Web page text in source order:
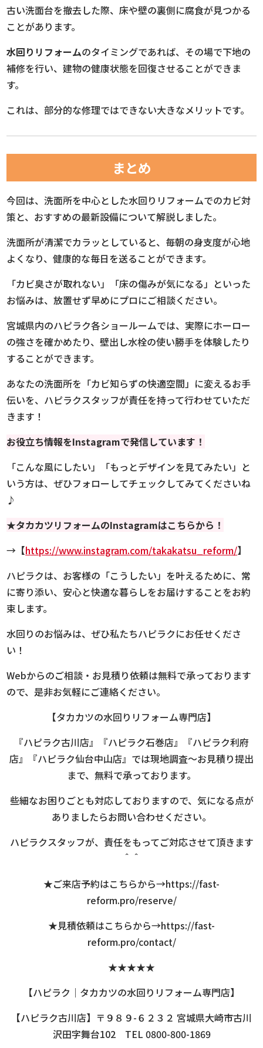
古い洗面台を撤去した際、床や壁の裏側に腐食が見つかる
ことがあります。
水回りリフォームのタイミングであれば、その場で下地の
補修を行い、建物の健康状態を回復させることができま
す。
これは、部分的な修理ではできない大きなメリットです。
まとめ
今回は、洗面所を中心とした水回りリフォームでのカビ対
策と、おすすめの最新設備について解説しました。
洗面所が清潔でカラッとしていると、毎朝の身支度が心地
よくなり、健康的な毎日を送ることができます。
「カビ臭さが取れない」「床の傷みが気になる」といった
お悩みは、放置せず早めにプロにご相談ください。
宮城県内のハピラク各ショールームでは、実際にホーロー
の強さを確かめたり、壁出し水栓の使い勝手を体験したり
することができます。
あなたの洗面所を「カビ知らずの快適空間」に変えるお手
伝いを、ハピラクスタッフが責任を持って行わせていただ
きます！
お役立ち情報をInstagramで発信しています！
「こんな風にしたい」「もっとデザインを見てみたい」と
いう方は、ぜひフォローしてチェックしてみてくださいね
♪
★タカカツリフォームのInstagramはこちらから！
→【https://www.instagram.com/takakatsu_reform/】
ハピラクは、お客様の「こうしたい」を叶えるために、常
に寄り添い、安心と快適な暮らしをお届けすることをお約
束します。
水回りのお悩みは、ぜひ私たちハピラクにお任せくださ
い！
Webからのご相談・お見積り依頼は無料で承っております
ので、是非お気軽にご連絡ください。
【タカカツの水回りリフォーム専門店】
『ハピラク古川店』『ハピラク石巻店』『ハピラク利府
店』『ハピラク仙台中山店』では現地調査～お見積り提出
まで、無料で承っております。
些細なお困りごとも対応しておりますので、気になる点が
ありましたらお問い合わせください。
ハピラクスタッフが、責任をもってご対応させて頂きます
＾＾
★ご来店予約はこちらから→https://fast-
reform.pro/reserve/
★見積依頼はこちらから→https://fast-
reform.pro/contact/
★★★★★
【ハピラク｜タカカツの水回りリフォーム専門店】
【ハピラク古川店】〒９８９-６２３２ 宮城県大崎市古川
沢田字舞台102 TEL 0800-800-1869